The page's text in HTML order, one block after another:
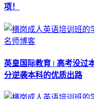
项！
名师博客
英皇国际教育 | 高考没过
分逆袭本科的优质出路